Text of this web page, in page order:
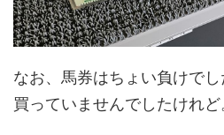
なお、馬券はちょい負けで
買っていませんでしたけれど